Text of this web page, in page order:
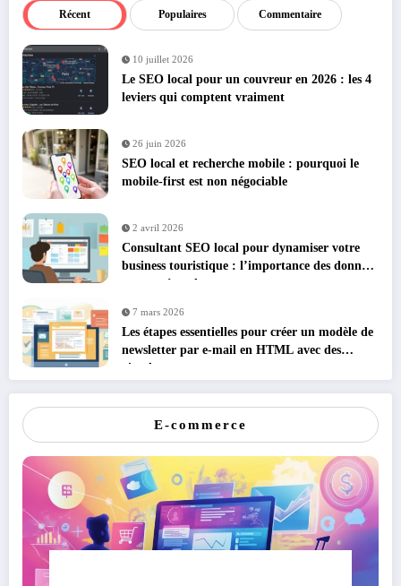
Récent Populaires Commentaire
10 juillet 2026
Le SEO local pour un couvreur en 2026 : les 4
leviers qui comptent vraiment
26 juin 2026
SEO local et recherche mobile : pourquoi le
mobile-first est non négociable
2 avril 2026
Consultant SEO local pour dynamiser votre
business touristique : l’importance des données
structurées schema.org
7 mars 2026
Les étapes essentielles pour créer un modèle de
newsletter par e-mail en HTML avec des
visuels percutants
E-commerce